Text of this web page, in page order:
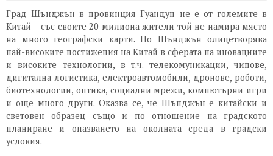
Град Шънджън в провинция Гуандун не е от големите в
Китай – със своите 20 милиона жители той не намира място
на много географски карти. Но Шънджън олицетворява
най-високите постижения на Китай в сферата на иновациите
и високите технологии, в т.ч. телекомуникации, чипове,
дигитална логистика, електроавтомобили, дронове, роботи,
биотехнологии, оптика, социални мрежи, компютърни игри
и още много други. Оказва се, че Шънджън е китайски и
световен образец също и по отношение на градското
планиране и опазването на околната среда в градски
условия.